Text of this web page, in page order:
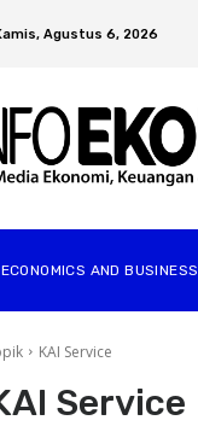
Agustus 6, 2026
ECONOMICS AND BUSINESS
KAI Service
Service